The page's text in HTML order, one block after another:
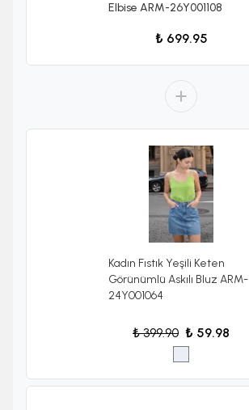
Elbise ARM-26Y001108
₺ 699.95
Kadın Fıstık Yeşili Keten
Görünümlü Askılı Bluz ARM-
24Y001064
₺ 399.90 ₺ 59.98